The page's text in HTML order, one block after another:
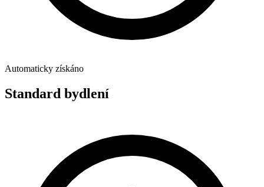
Automaticky získáno
Standard bydlení